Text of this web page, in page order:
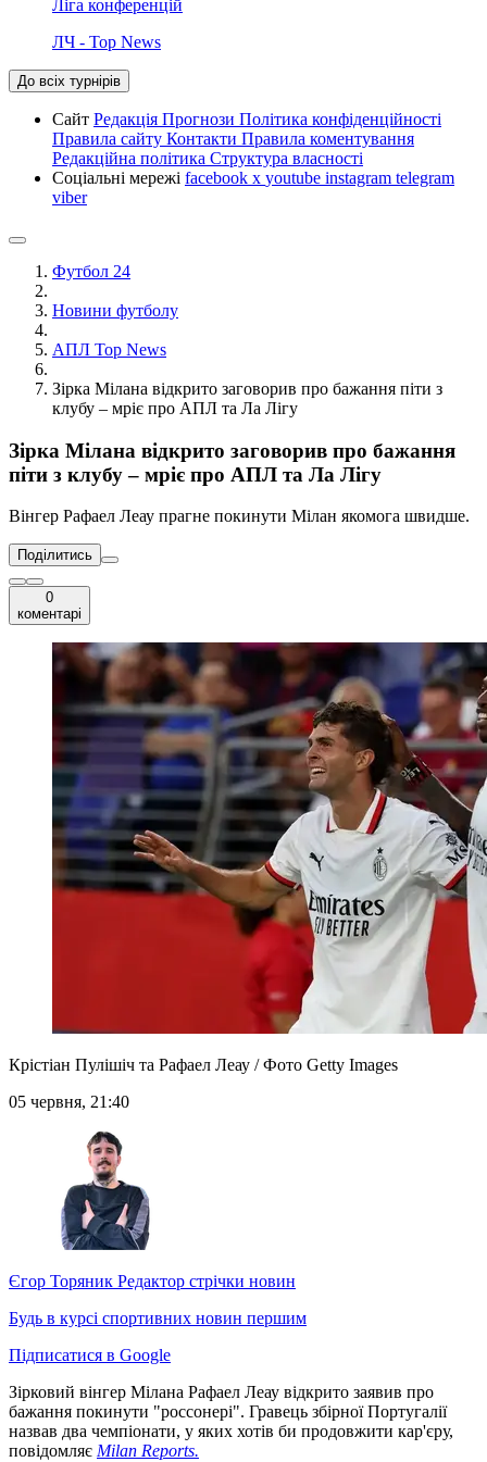
Ліга конференцій
ЛЧ - Top News
До всіх турнірів
Сайт Редакція Прогнози Політика конфіденційності
Правила сайту Контакти Правила коментування
Редакційна політика Структура власності
Соціальні мережі facebook x youtube instagram telegram
viber
Футбол 24
Новини футболу
АПЛ Top News
Зірка Мілана відкрито заговорив про бажання піти з
клубу – мріє про АПЛ та Ла Лігу
Зірка Мілана відкрито заговорив про бажання
піти з клубу – мріє про АПЛ та Ла Лігу
Вінгер Рафаел Леау прагне покинути Мілан якомога швидше.
Поділитись
0
коментарі
Крістіан Пулішіч та Рафаел Леау / Фото Getty Images
05 червня, 21:40
Єгор Торяник Редактор стрічки новин
Будь в курсі спортивних новин першим
Підписатися в Google
Зірковий вінгер Мілана Рафаел Леау відкрито заявив про
бажання покинути "россонері". Гравець збірної Португалії
назвав два чемпіонати, у яких хотів би продовжити кар'єру,
повідомляє Milan Reports.